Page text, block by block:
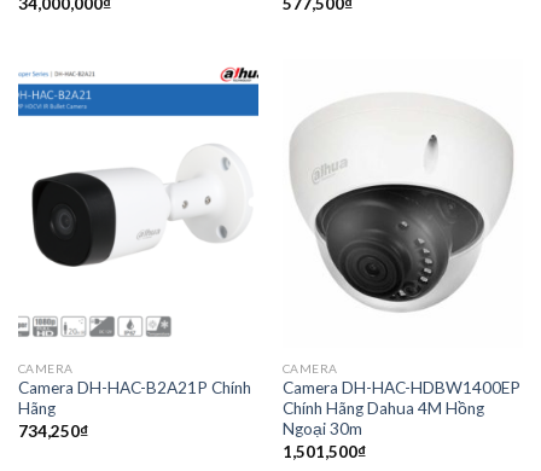
34,000,000₫
577,500₫
CAMERA
Camera DH-HAC-B2A21P Chính
Hãng
734,250₫
CAMERA
Camera DH-HAC-HDBW1400EP
Chính Hãng Dahua 4M Hồng
Ngoại 30m
1,501,500₫